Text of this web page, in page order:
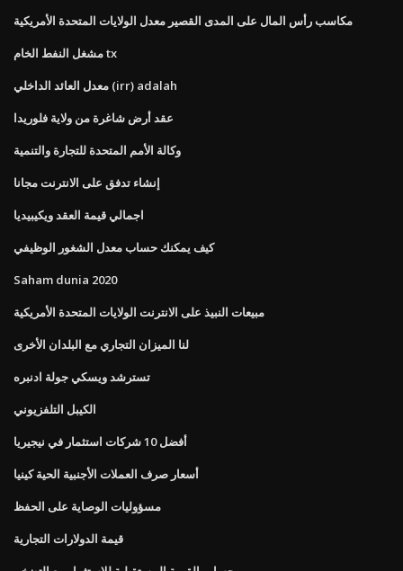
مكاسب رأس المال على المدى القصير معدل الولايات المتحدة الأمريكية
مشغل النفط الخام tx
معدل العائد الداخلي (irr) adalah
عقد أرض شاغرة من ولاية فلوريدا
وكالة الأمم المتحدة للتجارة والتنمية
إنشاء تدفق على الانترنت مجانا
اجمالي قيمة العقد ويكيبيديا
كيف يمكنك حساب معدل الشغور الوظيفي
Saham dunia 2020
مبيعات النبيذ على الانترنت الولايات المتحدة الأمريكية
لنا الميزان التجاري مع البلدان الأخرى
تسترشد ويسكي جولة ادنبره
الكيبل التلفزيوني
أفضل 10 شركات استثمار في نيجيريا
أسعار صرف العملات الأجنبية الحية كينيا
مسؤوليات الوصاية على الحفظ
قيمة الدولارات التجارية